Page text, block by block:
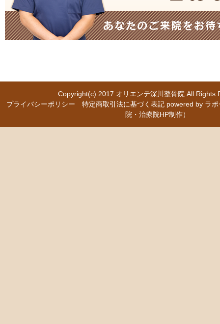
Copyright(c) 2017 オリエンテ深川整骨院 All
プライバシーポリシー
特定商取引法に基づく表記 powered by ラ
院・治療院HP制作）